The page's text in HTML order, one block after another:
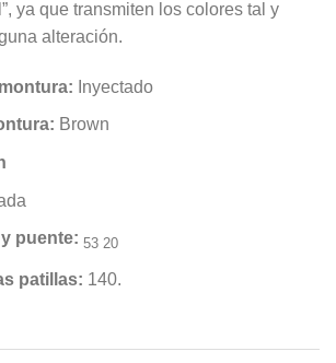
ya que transmiten los colores tal y
alteración.
Inyectado
Brown
puente: 53 20
patillas: 140.